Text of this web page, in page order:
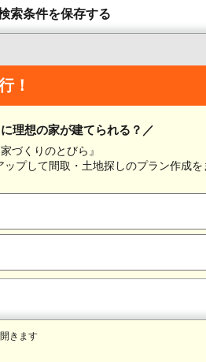
索条件を保存する
！
理想の家が建てられる？／
づくりのとびら』
プして間取・土地探しのプラン作成
きます